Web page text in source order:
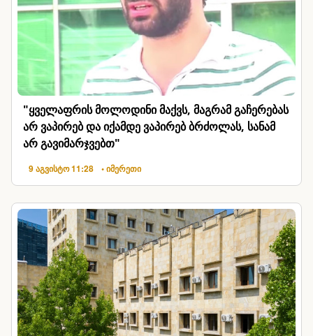
"ყველაფრის მოლოდინი მაქვს, მაგრამ გაჩერებას
არ ვაპირებ და იქამდე ვაპირებ ბრძოლას, სანამ
არ გავიმარჯვებთ"
9 აგვისტო 11:28 • იმერეთი